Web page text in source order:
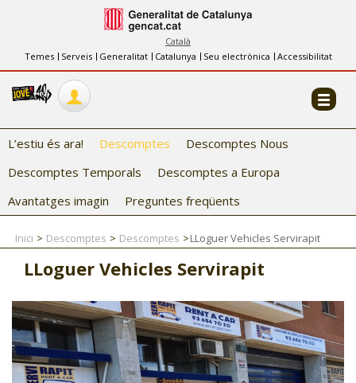
Català
Temes
Serveis Generalitat Catalunya Seu electrònica Accessibilitat
INFORMACIÓ
FES-TE EL CJ
COL·LABORADORS
CJ ADOLESCENTS
CJ SALUT
CJ INTERNACIONAL
CJ LOCAL
L’estiu és ara! Descomptes
Descomptes Nous
Descomptes Temporals
Descomptes a Europa
Avantatges imagin
Preguntes freqüents
Inici Descomptes Descomptes LLoguer Vehicles Servirapit
LLoguer Vehicles Servirapit